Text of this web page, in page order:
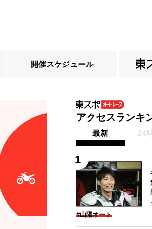
開催スケジュール
アクセスランキ
最新 24
#山陽オート